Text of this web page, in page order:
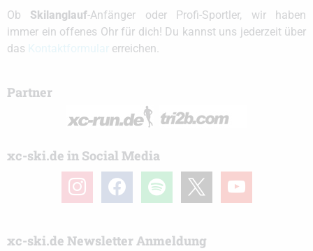
Ob Skilanglauf-Anfänger oder Profi-Sportler, wir haben
immer ein offenes Ohr für dich! Du kannst uns jederzeit über
das
erreichen.
Partner
xc-ski.de in Social Media
instagramfacebook spotify youtube
xc-ski.de Newsletter Anmeldung